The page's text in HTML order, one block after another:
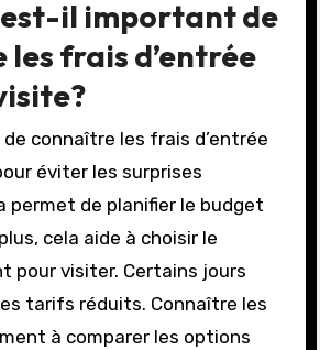
il important de
frais d’entrée
connaître les frais d’entrée
éviter les surprises
permet de planifier le budget
cela aide à choisir le
pour visiter. Certains jours
tarifs réduits. Connaître les
à comparer les options